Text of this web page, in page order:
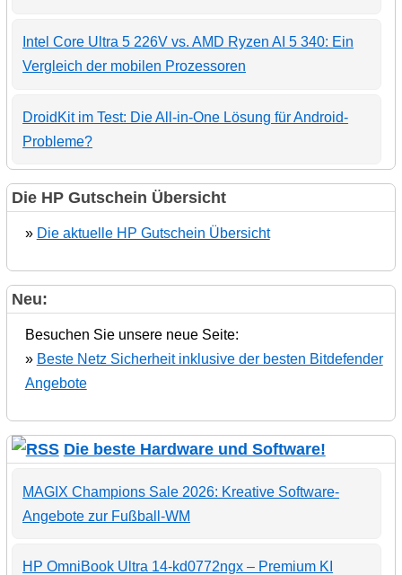
Intel Core Ultra 5 226V vs. AMD Ryzen AI 5 340: Ein
Vergleich der mobilen Prozessoren
DroidKit im Test: Die All-in-One Lösung für Android-
Probleme?
Die HP Gutschein Übersicht
» Die aktuelle HP Gutschein Übersicht
Neu:
Besuchen Sie unsere neue Seite:
» Beste Netz Sicherheit inklusive der besten Bitdefender
Angebote
Die beste Hardware und Software!
MAGIX Champions Sale 2026: Kreative Software-
Angebote zur Fußball-WM
HP OmniBook Ultra 14-kd0772ngx – Premium KI